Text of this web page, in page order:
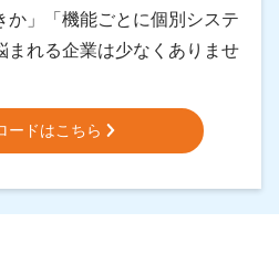
か」「機能ごとに個別システ
まれる企業は少なくありませ
ードはこちら